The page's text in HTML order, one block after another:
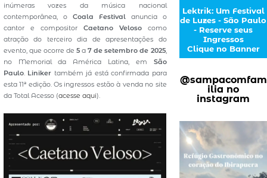
inúmeras vozes da música nacional
contemporânea, o Coala Festival anuncia o
cantor e compositor Caetano Velosocomo
atração do terceiro dia de apresentações do
evento, que ocorre de5a 7 de setembro de 2025,
no Memorial da América Latina, em São
Paulo. Liniker também já está confirmada para
esta 11ª edição. Os ingressos estão à venda no site
da Total Acesso (acesse aqui).
Lektrik: Um Festival
de Luzes - São Paulo
- Reserve seus
Ingressos
Clique no Banner
@sampacomfam
ilia no
instagram